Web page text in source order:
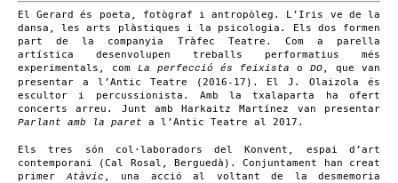
El Gerard és poeta, fotògraf i antropòleg. L’Iris ve de la
dansa, les arts plàstiques i la psicologia. Els dos formen
part de la companyia Tràfec Teatre. Com a parella
artística desenvolupen treballs performatius més
experimentals, com La perfecció és feixista o DO , que van
presentar a l’Antic Teatre (2016-17). El J. Olaizola és
escultor i percussionista. Amb la txalaparta ha ofert
concerts arreu. Junt amb Harkaitz Martínez van presentar
Parlant amb la paret a l’Antic Teatre al 2017.
Els tres són col·laboradors del Konvent, espai d’art
contemporani (Cal Rosal, Berguedà). Conjuntament han creat
primer Atàvic , una acció al voltant de la desmemoria